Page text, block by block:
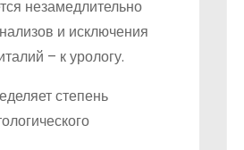
незамедлительно
и исключения
– к урологу.
степень